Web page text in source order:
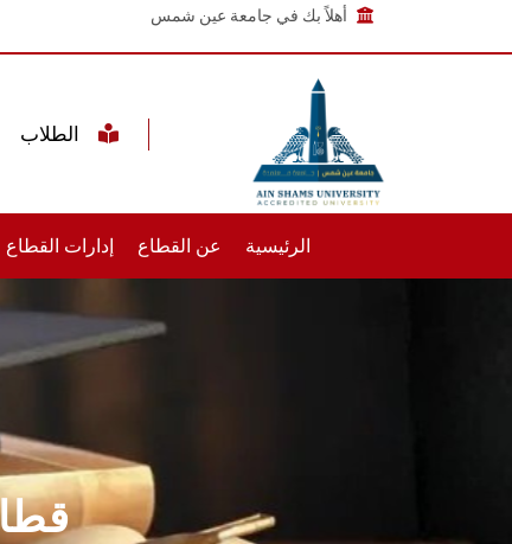
أهلاً بك في جامعة عين شمس
الرئيسية عن القطاع إدارات القطاع